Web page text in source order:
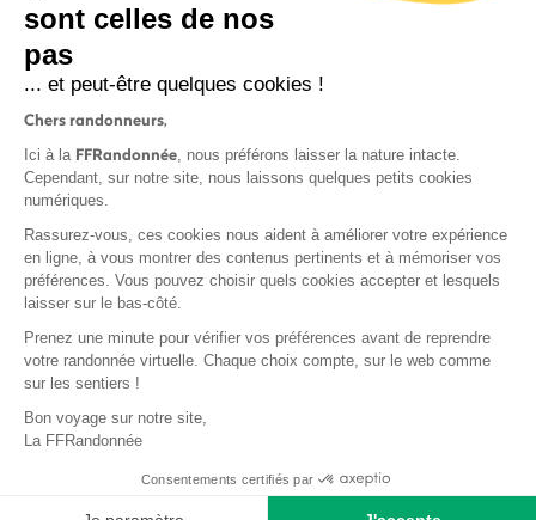
Protection des données
Politique de confidentialité
Base documentaire
sont celles de nos
pas
... et peut-être quelques cookies !
Chers randonneurs,
Ici à la FFRandonnée, nous préférons laisser la nature intacte.
Cependant, sur notre site, nous laissons quelques petits cookies
numériques.
Rassurez-vous, ces cookies nous aident à améliorer votre expérience
en ligne, à vous montrer des contenus pertinents et à mémoriser vos
préférences. Vous pouvez choisir quels cookies accepter et lesquels
laisser sur le bas-côté.
Prenez une minute pour vérifier vos préférences avant de reprendre
votre randonnée virtuelle. Chaque choix compte, sur le web comme
sur les sentiers !
Bon voyage sur notre site,
La FFRandonnée
Consentements certifiés par